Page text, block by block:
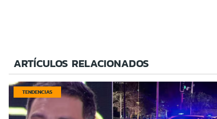
ARTÍCULOS RELACIONADOS
TENDENCIAS